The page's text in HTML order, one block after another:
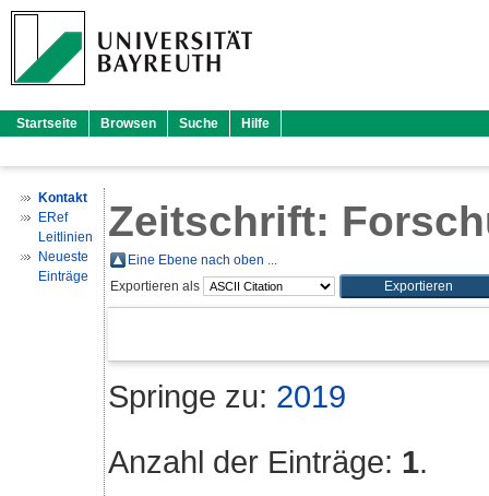
Startseite Browsen Suche Hilfe
Kontakt
ERef
Leitlinien
Neueste
Einträge
Zeitschrift:
Eine Ebene nach oben ...
Exportieren als
Springe zu: 2019
Anzahl der Einträge: 1.